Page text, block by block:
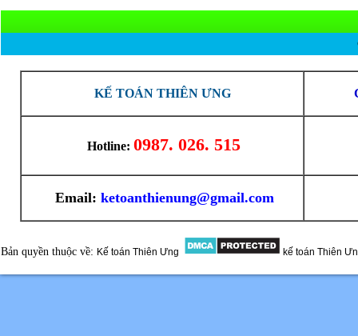
KẾ TOÁN THIÊN ƯNG
Hotline: 0987. 026. 515
Email: ketoanthienung@gmail.com
Bản quyền thuộc về: Kế toán Thiên Ưng kế toán Thiên